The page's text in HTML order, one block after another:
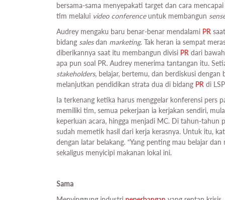
bersama-sama menyepakati target dan cara
tim melalui video conferenceuntuk membangun
Audrey mengaku baru benar-benar mendalami PR
bidang salesdan marketing. Tak heran ia sempat
diberikannya saat itu membangun divisi PR dari
apa pun soal PR. Audrey menerima tantangan itu.
stakeholders, belajar, bertemu, dan berdiskusi dengan
melanjutkan pendidikan strata dua di bidang PR di
Ia terkenang ketika harus menggelar konferensi pers
memiliki tim, semua pekerjaan ia kerjakan sendiri,
keperluan acara, hingga menjadi MC. Di tahun-tahun
sudah memetik hasil dari kerja kerasnya. Untuk itu,
dengan latar belakang. “Yang penting mau belajar
sekaligus menyicipi makanan lokal ini.
Sama